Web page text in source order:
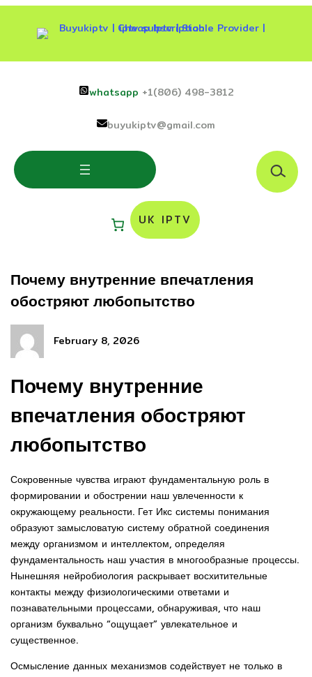
whatsapp +1(806) 498-3812
buyukiptv@gmail.com
S
e
a
UK IPTV
Почему внутренние впечатления
обостряют любопытство
February 8, 2026
Почему внутренние
впечатления обостряют
любопытство
Сокровенные чувства играют фундаментальную роль в
формировании и обострении наш увлеченности к
окружающему реальности. Гет Икс системы понимания
образуют замысловатую систему обратной соединения
между организмом и интеллектом, определяя
фундаментальность наш участия в многообразные процессы.
Нынешняя нейробиология раскрывает восхитительные
контакты между физиологическими ответами и
познавательными процессами, обнаруживая, что наш
организм буквально “ощущает” увлекательное и
существенное.
Осмысление данных механизмов содействует не только в